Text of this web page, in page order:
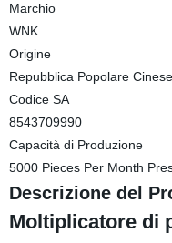
Marchio
WNK
Origine
Repubblica Popolare Cinese
Codice SA
8543709990
Capacità di Produzione
5000 Pieces Per Month
Descrizione del
Moltiplicatore di